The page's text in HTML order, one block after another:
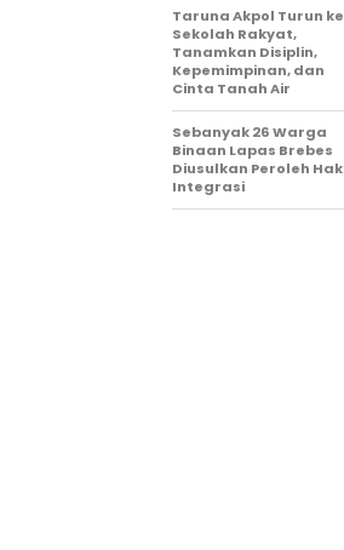
Taruna Akpol Turun ke
Sekolah Rakyat,
Tanamkan Disiplin,
Kepemimpinan, dan
Cinta Tanah Air
Sebanyak 26 Warga
Binaan Lapas Brebes
Diusulkan Peroleh Hak
Integrasi